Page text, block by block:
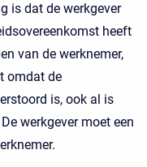
is dat de werkgever
heeft
van de werknemer,
omdat de
is, ook al is
werkgever moet een